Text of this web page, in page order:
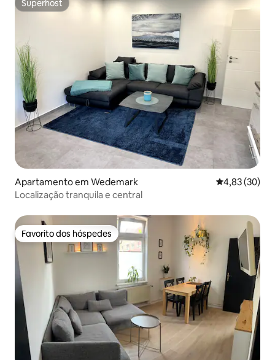
Superhost
Superhost
Apartamento em Wedemark Classificação
4,83 (30)
Localização tranquila e central
Favorito dos hóspedes
Favorito dos hóspedes